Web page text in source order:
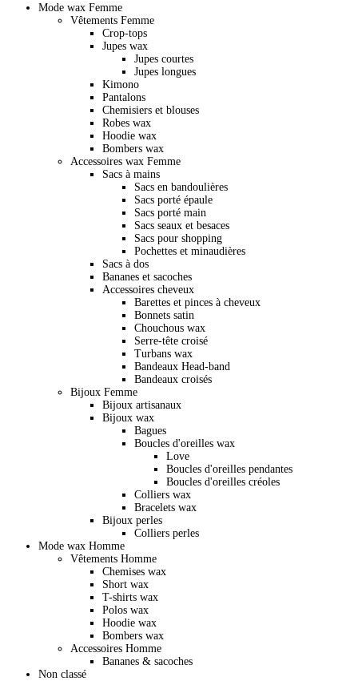
Mode wax Femme
Vêtements Femme
Crop-tops
Jupes wax
Jupes courtes
Jupes longues
Kimono
Pantalons
Chemisiers et blouses
Robes wax
Hoodie wax
Bombers wax
Accessoires wax Femme
Sacs à mains
Sacs en bandoulières
Sacs porté épaule
Sacs porté main
Sacs seaux et besaces
Sacs pour shopping
Pochettes et minaudières
Sacs à dos
Bananes et sacoches
Accessoires cheveux
Barettes et pinces à cheveux
Bonnets satin
Chouchous wax
Serre-tête croisé
Turbans wax
Bandeaux Head-band
Bandeaux croisés
Bijoux Femme
Bijoux artisanaux
Bijoux wax
Bagues
Boucles d'oreilles wax
Love
Boucles d'oreilles pendantes
Boucles d'oreilles créoles
Colliers wax
Bracelets wax
Bijoux perles
Colliers perles
Mode wax Homme
Vêtements Homme
Chemises wax
Short wax
T-shirts wax
Polos wax
Hoodie wax
Bombers wax
Accessoires Homme
Bananes & sacoches
Non classé